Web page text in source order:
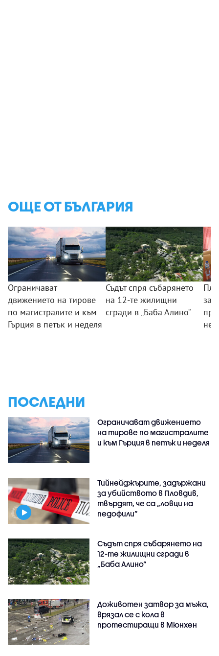
ОЩЕ ОТ БЪЛГАРИЯ
Ограничават
движението на тирове
по магистралите и към
Гърция в петък и неделя
Съдът спря събарянето
на 12-те жилищни
сгради в „Баба Алино“
ПОСЛЕДНИ
Ограничават движението
на тирове по магистралите
и към Гърция в петък и неделя
Тийнейджърите, задържани
за убийството в Пловдив,
твърдят, че са „ловци на
педофили”
Съдът спря събарянето на
12-те жилищни сгради в
„Баба Алино“
Доживотен затвор за мъжа,
врязал се с кола в
протестиращи в Мюнхен